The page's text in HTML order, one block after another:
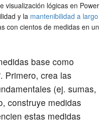
visualización lógicas en Power
y la mantenibilidad a largo
con cientos de medidas en un
base como
Primero, crea las
(ej. sumas,
construye medidas
estas medidas